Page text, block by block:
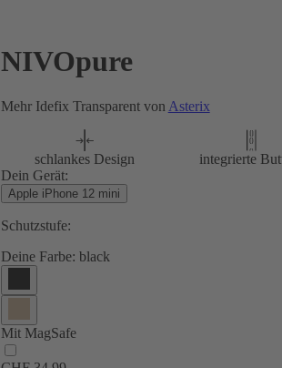
NIVOpure
Mehr Idefix Transparent von Asterix
schlankes Design integrierte
Dein Gerät:
Apple iPhone 12 mini
Schutzstufe:
Deine Farbe: black
Mit MagSafe